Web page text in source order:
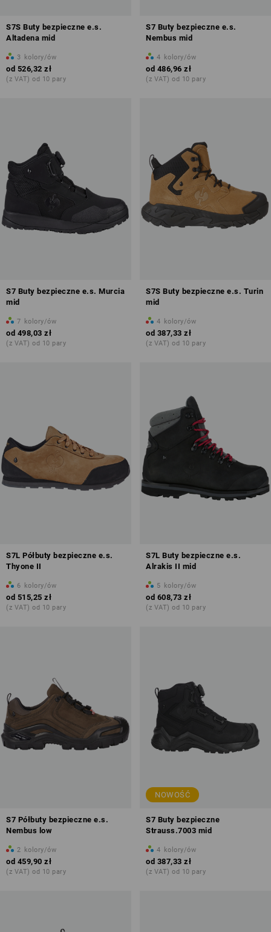
więcej o buty ochronne S7
S7S Buty bezpieczne e.s.
Altadena mid
3 kolory/ów
od 526,32 zł
(z VAT) od 10 pary
S7 Buty bezpieczne e.s.
Nembus mid
4 kolory/ów
od 486,96 zł
(z VAT) od 10 pary
S7 Buty bezpieczne e.s. Murcia
mid
7 kolory/ów
od 498,03 zł
(z VAT) od 10 pary
S7S Buty bezpieczne e.s. Turin
mid
4 kolory/ów
od 387,33 zł
(z VAT) od 10 pary
S7L Półbuty bezpieczne e.s.
Thyone II
6 kolory/ów
od 515,25 zł
(z VAT) od 10 pary
S7L Buty bezpieczne e.s.
Alrakis II mid
5 kolory/ów
od 608,73 zł
(z VAT) od 10 pary
S7 Półbuty bezpieczne e.s.
Nembus low
2 kolory/ów
od 459,90 zł
(z VAT) od 10 pary
NOWOŚĆ
S7 Buty bezpieczne
Strauss.7003 mid
4 kolory/ów
od 387,33 zł
(z VAT) od 10 pary